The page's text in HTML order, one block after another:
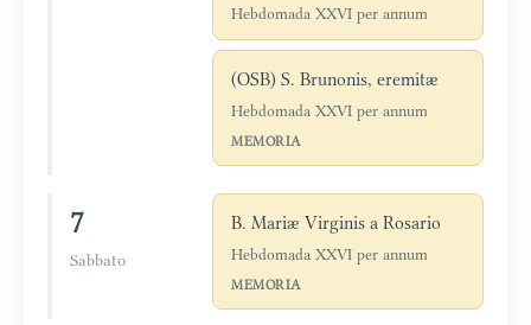
Hebdomada XXVI per annum
(OSB) S. Brunonis, eremitæ
Hebdomada XXVI per annum
MEMORIA
7
Sabbato
B. Mariæ Virginis a Rosario
Hebdomada XXVI per annum
MEMORIA